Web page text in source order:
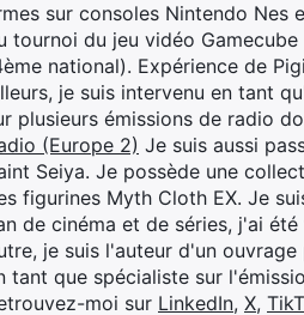
sur consoles Nintendo Nes
tournoi du jeu vidéo Gamecube
national). Expérience de
je suis intervenu en tant
plusieurs émissions de radio
(Europe 2) Je suis aussi
Seiya. Je possède une
figurines Myth Cloth EX. Je
de cinéma et de séries, j'ai
je suis l'auteur d'un
tant que spécialiste sur
moi sur LinkedIn, X,